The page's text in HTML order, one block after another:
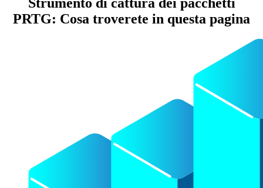
PRTG: Cosa troverete in questa pagina